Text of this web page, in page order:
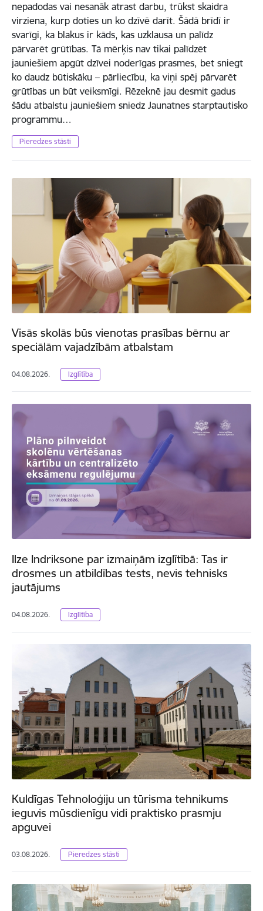
nepadodas vai nesanāk atrast darbu, trūkst skaidra
virziena, kurp doties un ko dzīvē darīt. Šādā brīdī ir
svarīgi, ka blakus ir kāds, kas uzklausa un palīdz
pārvarēt grūtības. Tā mērķis nav tikai palīdzēt
jauniešiem apgūt dzīvei noderīgas prasmes, bet sniegt
ko daudz būtiskāku – pārliecību, ka viņi spēj pārvarēt
grūtības un būt veiksmīgi. Rēzeknē jau desmit gadus
šādu atbalstu jauniešiem sniedz Jaunatnes starptautisko
programmu…
Pieredzes stāsti
Visās skolās būs vienotas prasības bērnu ar
speciālām vajadzībām atbalstam
04.08.2026. Izglītība
Ilze Indriksone par izmaiņām izglītībā: Tas ir
drosmes un atbildības tests, nevis tehnisks
jautājums
04.08.2026. Izglītība
Kuldīgas Tehnoloģiju un tūrisma tehnikums
ieguvis mūsdienīgu vidi praktisko prasmju
apguvei
03.08.2026. Pieredzes stāsti